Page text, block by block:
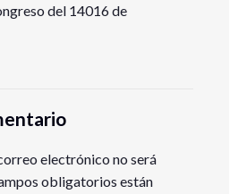
del 14016 de
electrónico no será
obligatorios están